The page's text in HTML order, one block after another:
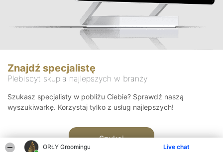
ORŁY Groomingu Live chat
Znajdź specjalistę
Plebiscyt skupia najlepszych w branży
Szukasz specjalisty w pobliżu Ciebie? Sprawdź naszą
wyszukiwarkę. Korzystaj tylko z usług najlepszych!
Szukaj